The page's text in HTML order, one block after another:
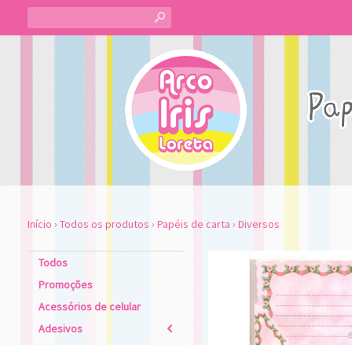
s
Início › Todos os produtos › Papéis de carta › Diversos
Todos
Promoções
Acessórios de celular
Adesivos
2